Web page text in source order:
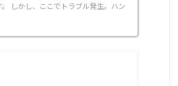
しかし、ここでトラブル発生。ハン